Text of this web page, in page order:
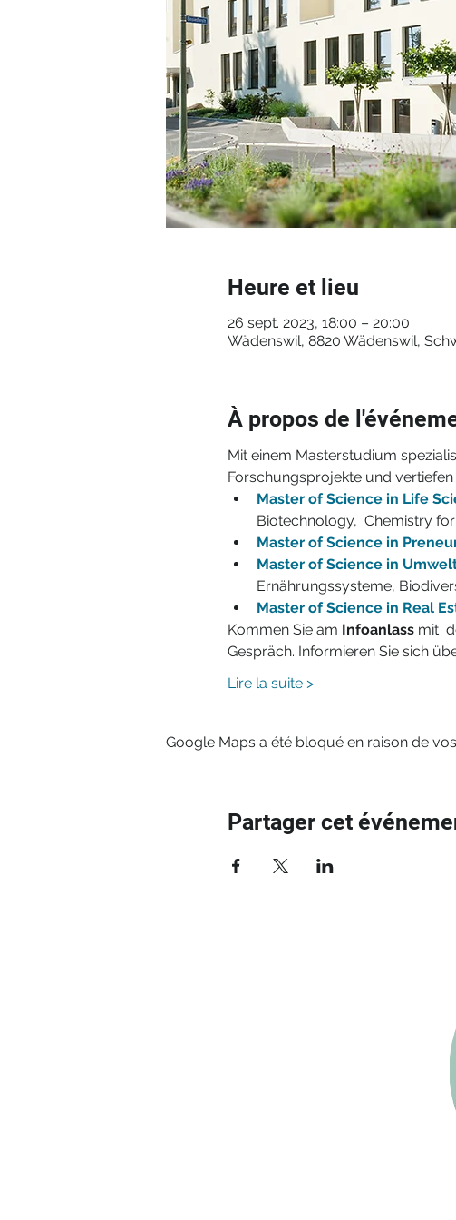
Heure et lieu
26 sept. 2023, 18:00 – 20:00
Wädenswil, 8820 Wädenswil,
À propos de
Mit einem Masterstudium
Forschungsprojekte und
Master of Science in Life
Biotechnology,  Chemistry
Master of Science in
Master of Science in
Ernährungssysteme,
Master of Science in Real
Kommen Sie am Infoanlass mit
Gespräch. Informieren Sie sich
Lire la suite >
Google Maps a été bloqué en raison de
Partager cet